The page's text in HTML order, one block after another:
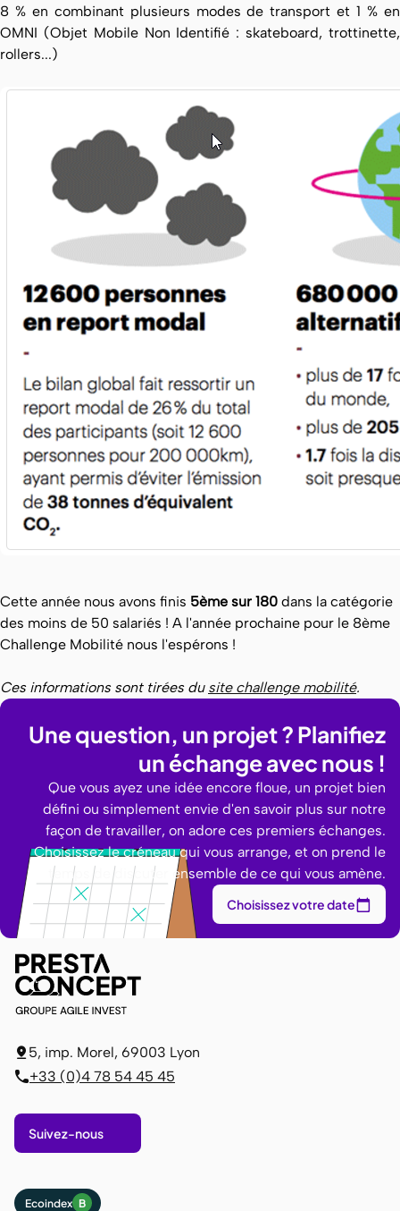
8 % en combinant plusieurs modes de transport et 1 % en
OMNI (Objet Mobile Non Identifié : skateboard, trottinette,
rollers...)
Cette année nous avons finis 5ème sur 180 dans la catégorie
des moins de 50 salariés ! A l'année prochaine pour le 8ème
Challenge Mobilité nous l'espérons !
Ces informations sont tirées du site challenge mobilité.
Une question, un projet ? Planifiez
un échange avec nous !
Que vous ayez une idée encore floue, un projet bien
défini ou simplement envie d'en savoir plus sur notre
façon de travailler, on adore ces premiers échanges.
Choisissez le créneau qui vous arrange, et on prend le
temps de discuter ensemble de ce qui vous amène.
Choisissez votre date
5, imp. Morel, 69003 Lyon
+33 (0)4 78 54 45 45
Suivez-nous
Ecoindex B